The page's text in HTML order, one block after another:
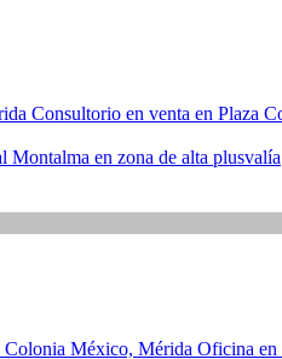
Montalma en zona de alta plusvalía